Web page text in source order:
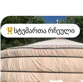
სტუმართა რჩეული
სტუმართა რჩეული